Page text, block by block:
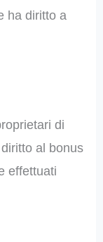
ha diritto a
di
al bonus
effettuati